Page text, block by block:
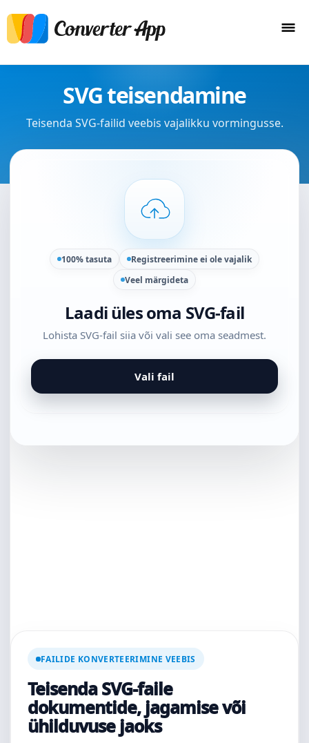
SVG teisendamine
Teisenda SVG-failid veebis vajalikku vormingusse.
100% tasuta
Registreerimine ei ole vajalik
Veel märgideta
Laadi üles oma SVG-fail
Lohista SVG-fail siia või vali see oma seadmest.
Vali fail
FAILIDE KONVERTEERIMINE VEEBIS
Teisenda SVG-faile
dokumentide, jagamise või
ühilduvuse jaoks